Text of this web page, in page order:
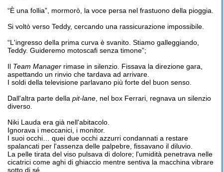
“È una follia”, mormorò, la voce persa nel frastuono della pioggia.
Si voltò verso Teddy, cercando una rassicurazione impossibile.
“L'ingresso della prima curva è svanito. Stiamo galleggiando,
Teddy. Guideremo motoscafi senza timone”;
Il Team Manager rimase in silenzio. Fissava la direzione gara,
aspettando un rinvio che tardava ad arrivare.
I soldi della televisione parlavano più forte del buon senso.
Dall'altra parte della pit-lane , nel box Ferrari, regnava un silenzio
diverso.
Niki Lauda era già nell'abitacolo.
Ignorava i meccanici, i monitor.
I suoi occhi… quei due occhi azzurri condannati a restare
spalancati per l'assenza delle palpebre, fissavano il diluvio.
La pelle tirata del viso pulsava di dolore; l'umidità penetrava nelle
cicatrici come aghi di ghiaccio mentre sentiva la macchina vibrare
sotto di sé.